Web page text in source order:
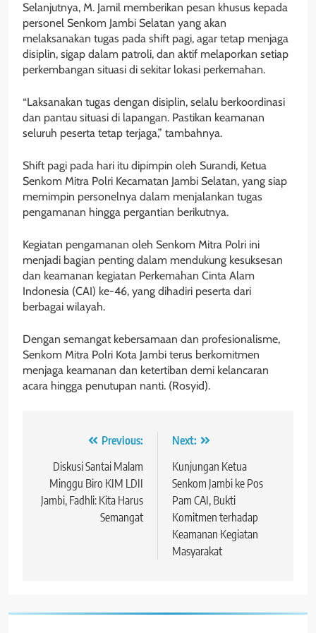
Selanjutnya, M. Jamil memberikan pesan khusus kepada
personel Senkom Jambi Selatan yang akan
melaksanakan tugas pada shift pagi, agar tetap menjaga
disiplin, sigap dalam patroli, dan aktif melaporkan setiap
perkembangan situasi di sekitar lokasi perkemahan.
“Laksanakan tugas dengan disiplin, selalu berkoordinasi
dan pantau situasi di lapangan. Pastikan keamanan
seluruh peserta tetap terjaga,” tambahnya.
Shift pagi pada hari itu dipimpin oleh Surandi, Ketua
Senkom Mitra Polri Kecamatan Jambi Selatan, yang siap
memimpin personelnya dalam menjalankan tugas
pengamanan hingga pergantian berikutnya.
Kegiatan pengamanan oleh Senkom Mitra Polri ini
menjadi bagian penting dalam mendukung kesuksesan
dan keamanan kegiatan Perkemahan Cinta Alam
Indonesia (CAI) ke-46, yang dihadiri peserta dari
berbagai wilayah.
Dengan semangat kebersamaan dan profesionalisme,
Senkom Mitra Polri Kota Jambi terus berkomitmen
menjaga keamanan dan ketertiban demi kelancaran
acara hingga penutupan nanti. (Rosyid).
Navigasi
pos
Previous:
Diskusi Santai Malam
Minggu Biro KIM LDII
Jambi, Fadhli: Kita Harus
Semangat
Next:
Kunjungan Ketua
Senkom Jambi ke Pos
Pam CAI, Bukti
Komitmen terhadap
Keamanan Kegiatan
Masyarakat